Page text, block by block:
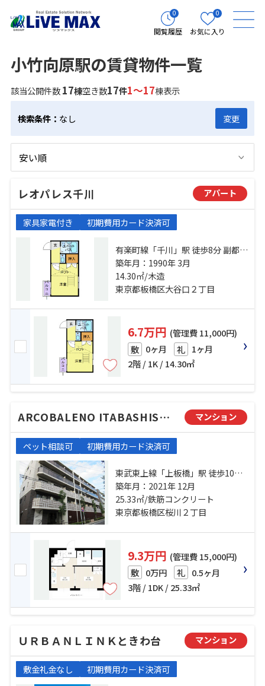
0
閲覧履歴
0
お気に入り
小竹向原駅の賃貸物件一覧
該当公開件数17棟空き数17件1～17棟表示
検索条件： なし 変更
レオパレス千川 アパート
家具家電付き 初期費用カード決済可
有楽町線「千川」駅 徒歩8分 副都心
線「小竹向原」駅 徒歩10分 東武東
上線「大山」駅 徒歩18分
築年月：1990年 3月
14.30㎡/木造
東京都板橋区大谷口２丁目
6.7万円 (管理費 11,000円)
敷 0ヶ月 礼 1ヶ月
2階 / 1K / 14.30㎡
ARCOBALENO ITABASHISAKURAGAWA マンション
ペット相談可 初期費用カード決済可
東武東上線「上板橋」駅 徒歩10分
東武東上線「ときわ台」駅 徒歩15
分 西武有楽町線「小竹向原」駅 徒
歩24分
築年月：2021年 12月
25.33㎡/鉄筋コンクリート
東京都板橋区桜川２丁目
9.3万円 (管理費 15,000円)
敷 0万円 礼 0.5ヶ月
3階 / 1DK / 25.33㎡
ＵＲＢＡＮＬＩＮＫときわ台 マンション
敷金礼金なし 初期費用カード決済可